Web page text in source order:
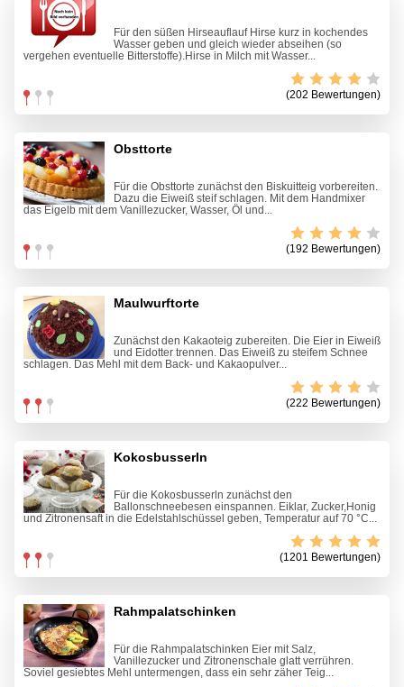
Für den süßen Hirseauflauf Hirse kurz in kochendes
Wasser geben und gleich wieder abseihen (so
vergehen eventuelle Bitterstoffe).Hirse in Milch mit Wasser...
(202 Bewertungen)
Obsttorte
Für die Obsttorte zunächst den Biskuitteig vorbereiten.
Dazu die Eiweiß steif schlagen. Mit dem Handmixer
das Eigelb mit dem Vanillezucker, Wasser, Öl und...
(192 Bewertungen)
Maulwurftorte
Zunächst den Kakaoteig zubereiten. Die Eier in Eiweiß
und Eidotter trennen. Das Eiweiß zu steifem Schnee
schlagen. Das Mehl mit dem Back- und Kakaopulver...
(222 Bewertungen)
Kokosbusserln
Für die Kokosbusserln zunächst den
Ballonschneebesen einspannen. Eiklar, Zucker,Honig
und Zitronensaft in die Edelstahlschüssel geben, Temperatur auf 70 °C...
(1201 Bewertungen)
Rahmpalatschinken
Für die Rahmpalatschinken Eier mit Salz,
Vanillezucker und Zitronenschale glatt verrühren.
Soviel gesiebtes Mehl untermengen, dass ein sehr zäher Teig...